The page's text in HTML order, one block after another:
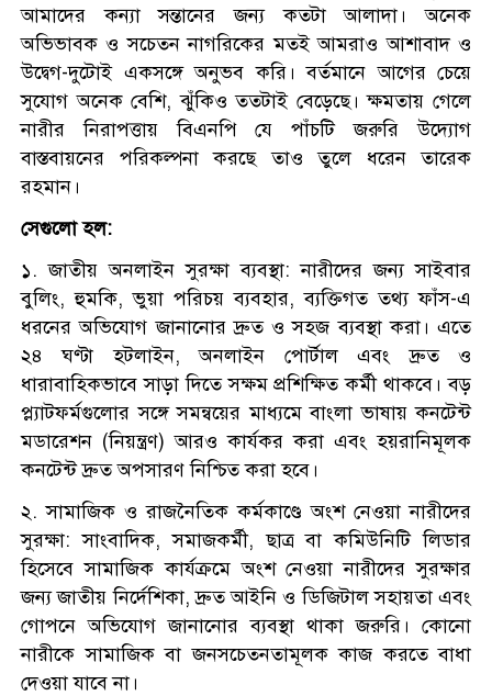
আমাদের কন্যা সন্তানের জন্য কতটা আলাদা। অনেক
অভিভাবক ও সচেতন নাগরিকের মতই আমরাও আশাবাদ ও
উদ্বেগ-দুটোই একসঙ্গে অনুভব করি। বর্তমানে আগের চেয়ে
সুযোগ অনেক বেশি, ঝুঁকিও ততটাই বেড়েছে। ক্ষমতায় গেলে
নারীর নিরাপত্তায় বিএনপি যে পাঁচটি জরুরি উদ্যোগ
বাস্তবায়নের পরিকল্পনা করছে তাও তুলে ধরেন তারেক
রহমান।
সেগুলো হল:
১. জাতীয় অনলাইন সুরক্ষা ব্যবস্থা: নারীদের জন্য সাইবার
বুলিং, হুমকি, ভুয়া পরিচয় ব্যবহার, ব্যক্তিগত তথ্য ফাঁস-এ
ধরনের অভিযোগ জানানোর দ্রুত ও সহজ ব্যবস্থা করা। এতে
২৪ ঘণ্টা হটলাইন, অনলাইন পোর্টাল এবং দ্রুত ও
ধারাবাহিকভাবে সাড়া দিতে সক্ষম প্রশিক্ষিত কর্মী থাকবে। বড়
প্ল্যাটফর্মগুলোর সঙ্গে সমন্বয়ের মাধ্যমে বাংলা ভাষায় কনটেন্ট
মডারেশন (নিয়ন্ত্রণ) আরও কার্যকর করা এবং হয়রানিমূলক
কনটেন্ট দ্রুত অপসারণ নিশ্চিত করা হবে।
২. সামাজিক ও রাজনৈতিক কর্মকাণ্ডে অংশ নেওয়া নারীদের
সুরক্ষা: সাংবাদিক, সমাজকর্মী, ছাত্র বা কমিউনিটি লিডার
হিসেবে সামাজিক কার্যক্রমে অংশ নেওয়া নারীদের সুরক্ষার
জন্য জাতীয় নির্দেশিকা, দ্রুত আইনি ও ডিজিটাল সহায়তা এবং
গোপনে অভিযোগ জানানোর ব্যবস্থা থাকা জরুরি। কোনো
নারীকে সামাজিক বা জনসচেতনতামূলক কাজ করতে বাধা
দেওয়া যাবে না।